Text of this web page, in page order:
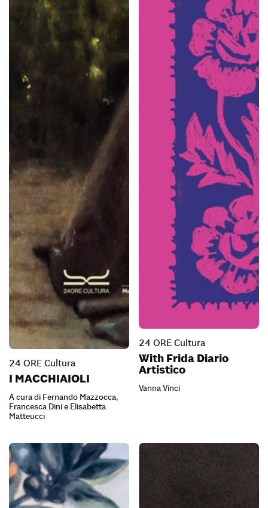
24 ORE Cultura
I MACCHIAIOLI
A cura di Fernando Mazzocca,
Francesca Dini e Elisabetta
Matteucci
24 ORE Cultura
With Frida Diario
Artistico
Vanna Vinci